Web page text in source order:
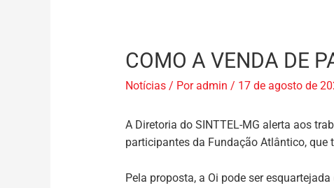
COMO A VENDA DE
Notícias/ Poradmin / 17 de agosto de
A Diretoria do SINTTEL-MG alerta aos
participantes da Fundação Atlântico, que
Pela proposta, a Oi pode ser